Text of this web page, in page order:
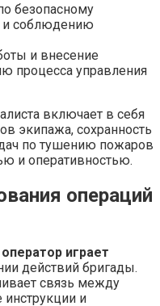
безопасному
и соблюдению
и внесение
процесса управления
включает в себя
экипажа, сохранность
по тушению пожаров
и оперативностью.
операций
оператор играет
действий бригады.
связь между
инструкции и